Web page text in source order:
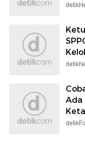
Ada